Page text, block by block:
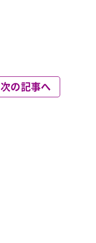
次の記事へ